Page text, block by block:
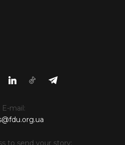
E-mail: